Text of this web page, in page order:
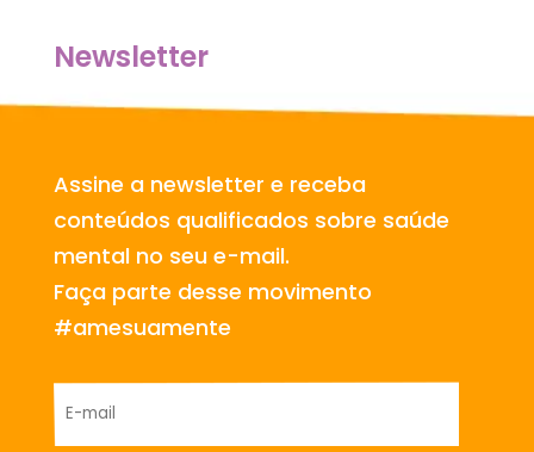
Newsletter
Assine a newsletter e receba
conteúdos qualificados sobre saúde
mental no seu e-mail.
Faça parte desse movimento
#amesuamente